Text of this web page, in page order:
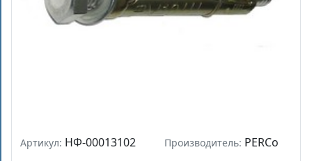
Артикул: НФ-00013102 Производитель: PERCo